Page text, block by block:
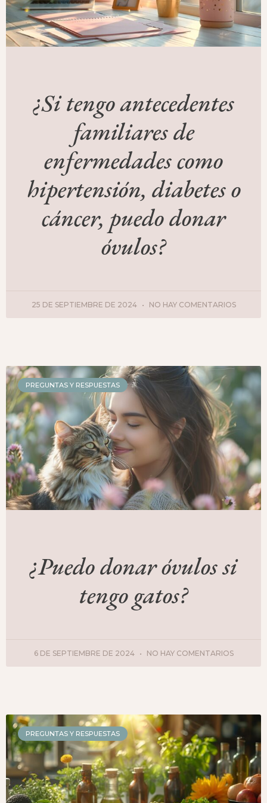
¿Si tengo antecedentes
familiares de
enfermedades como
hipertensión, diabetes o
cáncer, puedo donar
óvulos?
25 DE SEPTIEMBRE DE 2024 NO HAY COMENTARIOS
PREGUNTAS Y RESPUESTAS
¿Puedo donar óvulos si
tengo gatos?
6 DE SEPTIEMBRE DE 2024 NO HAY COMENTARIOS
PREGUNTAS Y RESPUESTAS